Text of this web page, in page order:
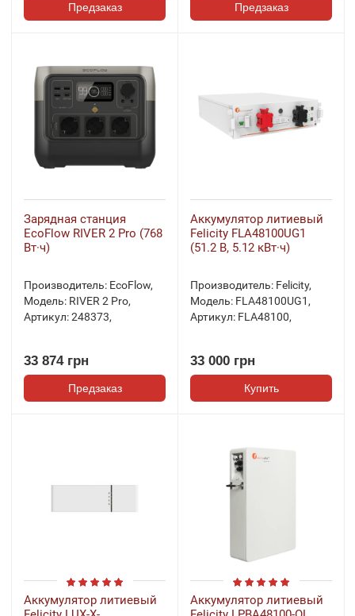
Предзаказ Предзаказ
Зарядная станция
EcoFlow RIVER 2 Pro (768
Вт·ч)
Производитель: EcoFlow,
Модель: RIVER 2 Pro,
Артикул:248373,
33 874 грн
Предзаказ
Аккумулятор литиевый
Felicity FLA48100UG1
(51.2 В, 5.12 кВт·ч)
Производитель: Felicity,
Модель: FLA48100UG1,
Артикул: FLA48100,
33 000 грн
Купить
Аккумулятор литиевый
Аккумулятор литиевый